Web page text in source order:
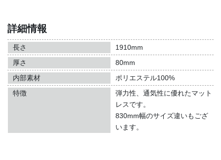
詳細情報
1910mm
80mm
ポリエステル100%
弾力性、通気性に優れたマット
レスです。
830mm幅のサイズ違いもござ
います。